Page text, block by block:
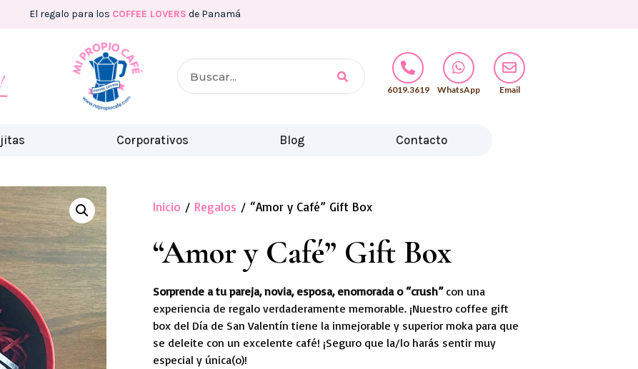
El regalo para los COFFEE LOVERS de Panamá
6019.3619 WhatsApp Email
Corporativos Blog Contacto
Inicio / Regalos / “Amor y Café” Gift Box
“Amor y Café” Gift Box
Sorprende a tu pareja, novia, esposa, enomorada o “crush”con una
experiencia de regalo verdaderamente memorable. ¡Nuestro coffee gift
box del Día de San Valentín tiene la inmejorable y superior moka para que
se deleite con un excelente café! ¡Seguro que la/lo harás sentir muy
especial y única(o)!